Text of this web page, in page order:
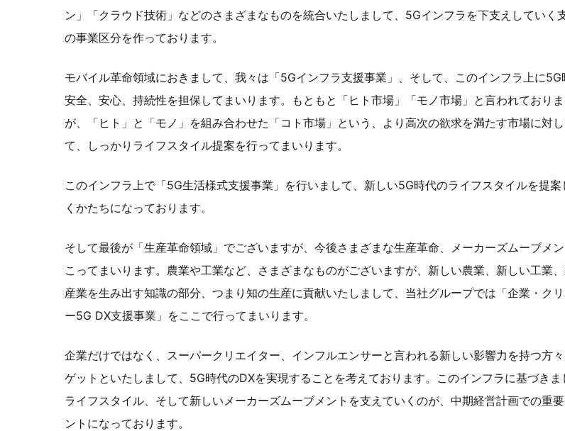
ン」「クラウド技術」などのさまざまなものを統合いたしまして、5Gインフラを下支えしていく
の事業区分を作っております。
モバイル革命領域におきまして、我々は「5Gインフラ支援事業」、そして、このインフラ上に5G
安全、安心、持続性を担保してまいります。もともと「ヒト市場」「モノ市場」と言われており
が、「ヒト」と「モノ」を組み合わせた「コト市場」という、より高次の欲求を満たす市場に対
て、しっかりライフスタイル提案を行ってまいります。
このインフラ上で「5G生活様式支援事業」を行いまして、新しい5G時代のライフスタイルを提案
くかたちになっております。
そして最後が「生産革命領域」でございますが、今後さまざまな生産革命、メーカーズムーブメ
こってまいります。農業や工業など、さまざまなものがございますが、新しい農業、新しい工業
産業を生み出す知識の部分、つまり知の生産に貢献いたしまして、当社グループでは「企業・ク
ー5G DX支援事業」をここで行ってまいります。
企業だけではなく、スーパークリエイター、インフルエンサーと言われる新しい影響力を持つ方
ゲットといたしまして、5G時代のDXを実現することを考えております。このインフラに基づきま
ライフスタイル、そして新しいメーカーズムーブメントを支えていくのが、中期経営計画での重
ントになっております。